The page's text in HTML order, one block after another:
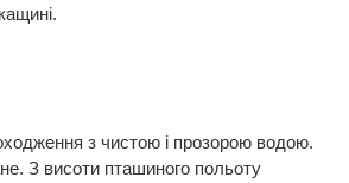
з чистою і прозорою водою.
З висоти пташиного польоту